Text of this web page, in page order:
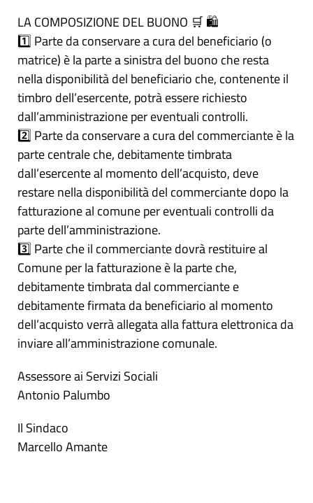
LA COMPOSIZIONE DEL BUONO 🛒 🛍️
1️⃣ Parte da conservare a cura del beneficiario (o
matrice) è la parte a sinistra del buono che resta
nella disponibilità del beneficiario che, contenente il
timbro dell’esercente, potrà essere richiesto
dall’amministrazione per eventuali controlli.
2️⃣ Parte da conservare a cura del commerciante è la
parte centrale che, debitamente timbrata
dall’esercente al momento dell’acquisto, deve
restare nella disponibilità del commerciante dopo la
fatturazione al comune per eventuali controlli da
parte dell’amministrazione.
3️⃣ Parte che il commerciante dovrà restituire al
Comune per la fatturazione è la parte che,
debitamente timbrata dal commerciante e
debitamente firmata da beneficiario al momento
dell’acquisto verrà allegata alla fattura elettronica da
inviare all’amministrazione comunale.
Assessore ai Servizi Sociali
Antonio Palumbo
Il Sindaco
Marcello Amante